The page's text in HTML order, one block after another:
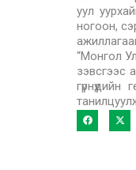
уул
ногоон,
“Монгол
зэвсгээс